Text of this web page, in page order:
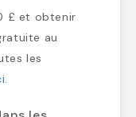
£ et obtenir
au
les
.